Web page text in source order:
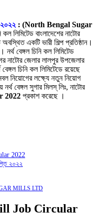
২০২২ : (North Bengal Sugar
কল লিমিটেড বাংলাদেশের নাটোর
একটি ভারী শিল্প প্রতিষ্ঠান।
বেঙ্গল চিনি কল লিমিটেড
নাটোর জেলার লালপুর উপজেলার
চিনি কল লিমিটেডে রয়েছে
নিয়োগের লক্ষ্যে নতুন নিয়োগ
বেঙ্গল সুগার মিলস্ লিঃ, নাটোর
2022 প্রকাশ করেছে ।
2022
২০২২
MILLS LTD
Job Circular